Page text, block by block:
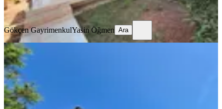
Ara
Gökçen GayrimenkulYasin Öğmen Ara
MANZARALI
%3
·150 m²